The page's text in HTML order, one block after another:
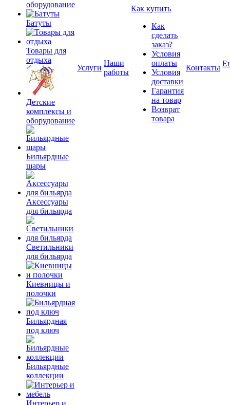
оборудование
Батуты
Товары для
отдыха
Детские
комплексы и
оборудование
Бильярдные
шары
Аксессуары
для бильярда
Светильники
для бильярда
Киевницы и
полочки
Бильярдная
под ключ
Бильярдные
коллекции
Интерьер и
Услуги
Наши
работы
Как купить
Как
сделать
заказ?
Условия
оплаты
Условия
доставки
Гарантия
на товар
Возврат
товара
Контакты